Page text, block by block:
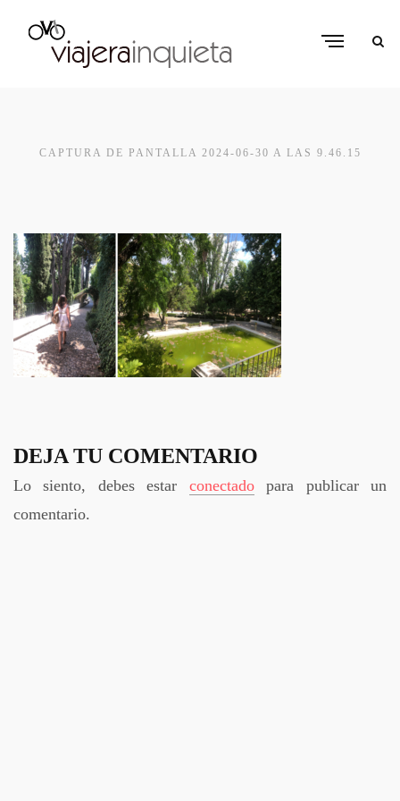
CAPTURA DE PANTALLA 2024-06-30 A LAS 9.46.15
DEJA TU COMENTARIO
Lo siento, debes estar conectadopara publicar un
comentario.